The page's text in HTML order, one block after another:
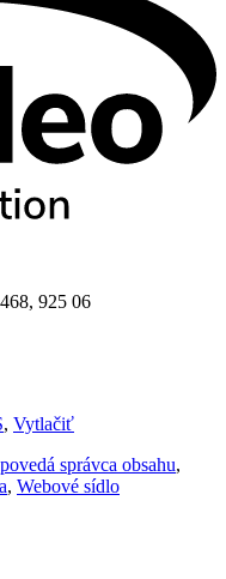
925 06
, Vytlačiť
správca obsahu,
, Webové sídlo